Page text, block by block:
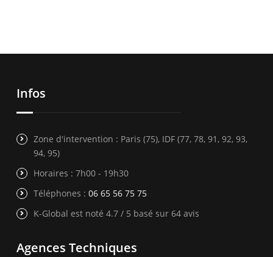
Infos
Zone d'intervention : Paris (75), IDF (77, 78, 91, 92, 93,
94, 95)
Horaires : 7h00 - 19h30
Téléphones : 06 65 56 75 75
K-Global est noté 4.7 / 5 basé sur 64 avis
Agences Techniques